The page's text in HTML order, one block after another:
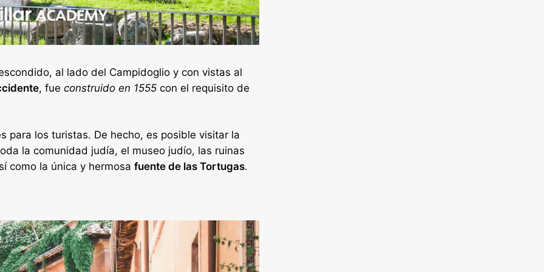
al lado del Campidoglio y con vistas al
, fue construido en 1555 con el requisito de
para los turistas. De hecho, es posible visitar la
la comunidad judía, el museo judío, las ruinas
como la única y hermosa fuente de las Tortugas.